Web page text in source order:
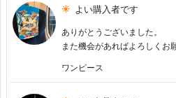
よい購入者です
ありがとうございました。
また機会があればよろしくお
ワンピース